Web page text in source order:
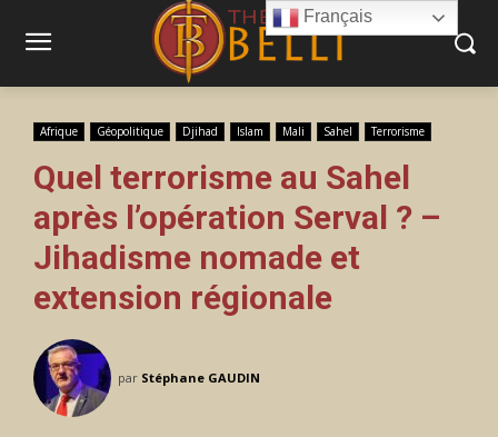
Afrique Géopolitique Djihad Islam Mali Sahel Terrorisme
Quel terrorisme au Sahel
après l’opération Serval ? –
Jihadisme nomade et
extension régionale
par Stéphane GAUDIN
Français